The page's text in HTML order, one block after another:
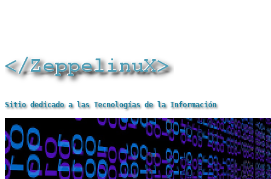
Sitio dedicado a las Tecnologías de la Información